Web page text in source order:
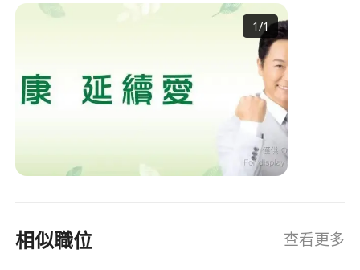
險。 為了提供優質產品，草姬於世界各地挑選有效
成分生產健康食品，採用已獲「TGA」或「GMP」
認證的廠商生產。對於品質監控，草姬更安排香港
政府認可檢測機構定期對產品進行測試，確保高於
衛生署規定的安全標準。
1/1
相似職位 查看更多